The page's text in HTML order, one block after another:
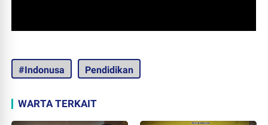
#Indonusa Pendidikan
WARTA TERKAIT